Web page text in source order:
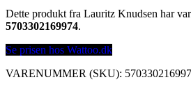
Dette produkt fra Lauritz Knudsen har
5703302169974.
Se prisen hos Wattoo.dk
VARENUMMER (SKU):